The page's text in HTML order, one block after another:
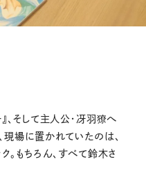
、そして主人公・冴羽獠へ
現場に置かれていたのは、
。もちろん、すべて鈴木さ